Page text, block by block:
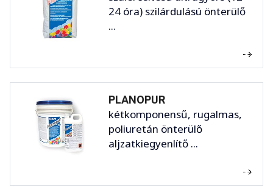
24 óra) szilárdulású önterülő
...
PLANOPUR
kétkomponensű, rugalmas,
poliuretán önterülő
aljzatkiegyenlítő ...